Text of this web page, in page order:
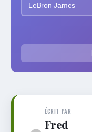
LeBron James
ÉCRIT PAR
Fred